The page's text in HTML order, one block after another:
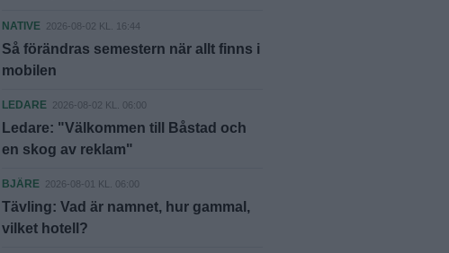
NATIVE 2026-08-02 KL. 16:44
Så förändras semestern när allt finns i
mobilen
LEDARE 2026-08-02 KL. 06:00
Ledare: "Välkommen till Båstad och
en skog av reklam"
BJÄRE 2026-08-01 KL. 06:00
Tävling: Vad är namnet, hur gammal,
vilket hotell?